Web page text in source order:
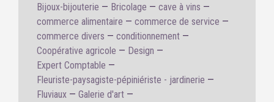
Bijoux-bijouterie
Bricolage
cave à vins
commerce alimentaire
commerce de service
commerce divers
conditionnement
Coopérative agricole
Design
Expert Comptable
Fleuriste-paysagiste-pépiniériste - jardinerie
Fluviaux
Galerie d'art